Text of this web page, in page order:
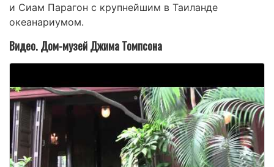
и Сиам Парагон с крупнейшим в Таиланде
океанариумом.
Видео. Дом-музей Джима Томпсона